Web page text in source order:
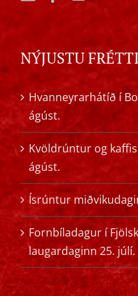
NÝJUSTU
Hvanneyrarhátíð í
ágúst.
Kvöldrúntur og
ágúst.
Ísrúntur
Fornbíladagur í
laugardaginn 25. júlí.